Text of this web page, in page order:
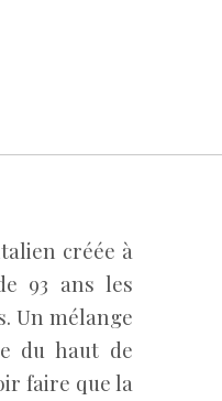
créée à
93 ans les
Un mélange
du haut de
faire que la